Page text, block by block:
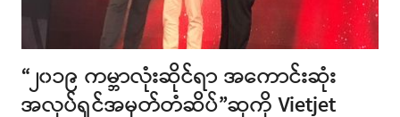
“၂၀၁၉ ကမ္ဘာလုံးဆိုင်ရာ အကောင်းဆုံး
အလုပ်ရှင်အမှတ်တံဆိပ်”ဆုကို Vietjet